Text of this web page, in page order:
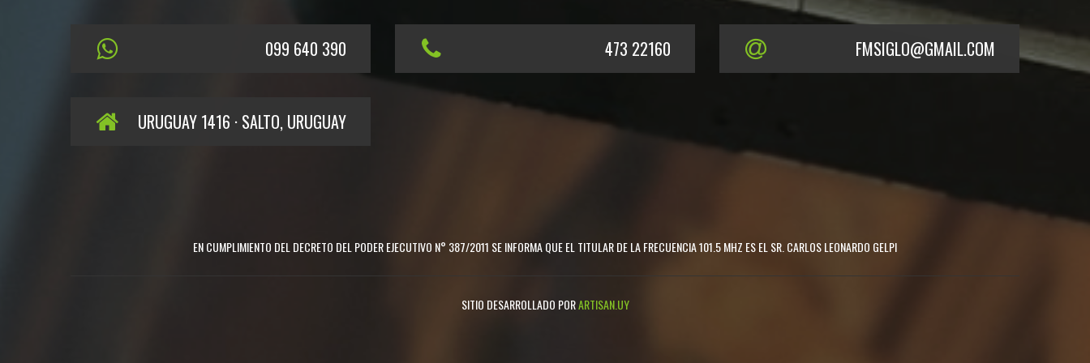
099 640 390 473 22160 FMSIGLO@GMAIL.COM
URUGUAY 1416 · SALTO, URUGUAY
EN CUMPLIMIENTO DEL DECRETO DEL PODER EJECUTIVO N° 387/2011 SE INFORMA QUE EL TITULAR DE LA FRECUENCIA 101.5 MHZ ES EL SR. CARLOS LEONARDO GELPI
SITIO DESARROLLADO PORARTISAN.UY